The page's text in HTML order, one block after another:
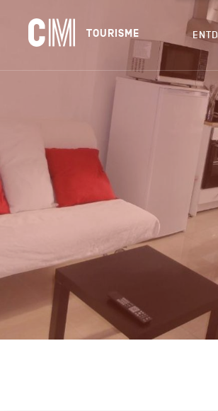
CM
Tourisme
TOURISME
Suchen
nach